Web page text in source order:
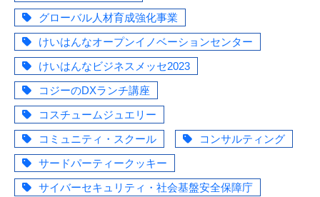
グローバル人材育成強化事業
けいはんなオープンイノベーションセンター
けいはんなビジネスメッセ2023
コジーのDXランチ講座
コスチュームジュエリー
コミュニティ・スクール
コンサルティング
サードパーティークッキー
サイバーセキュリティ・社会基盤安全保障庁